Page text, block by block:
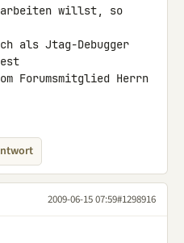
arbeiten willst, so
als Jtag-Debugger
Forumsmitglied Herrn
2009-06-15 07:59#1298916